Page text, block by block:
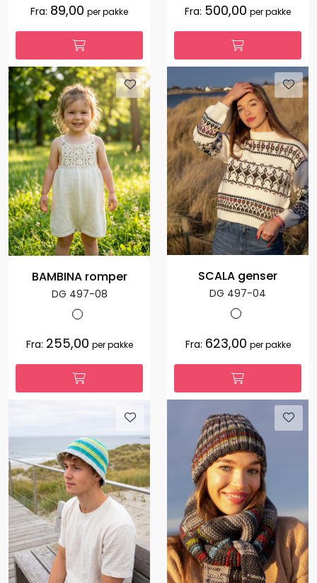
Fra: 89,00 per pakke Fra: 500,00 per pakke
BAMBINA romper
DG 497-08
Fra: 255,00 per pakke
SCALA genser
DG 497-04
Fra: 623,00 per pakke